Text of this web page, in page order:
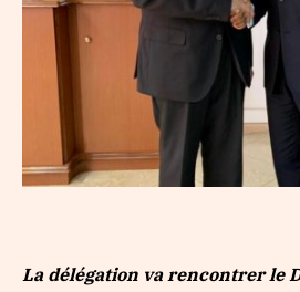
La délégation va rencontrer le